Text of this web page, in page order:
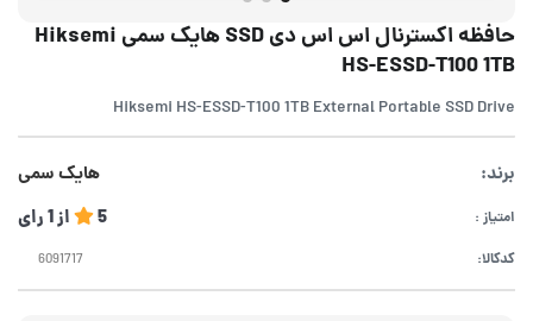
حافظه اکسترنال اس اس دی SSD هایک سمی Hiksemi
HS-ESSD-T100 1TB
Hiksemi HS-ESSD-T100 1TB External Portable SSD Drive
برند: هایک سمی
امتیاز : 5 از1رای
کدکالا: